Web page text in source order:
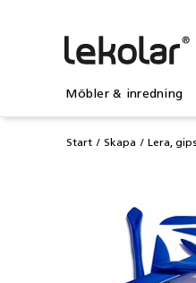
Möbler & inredning
Start Skapa Lera,